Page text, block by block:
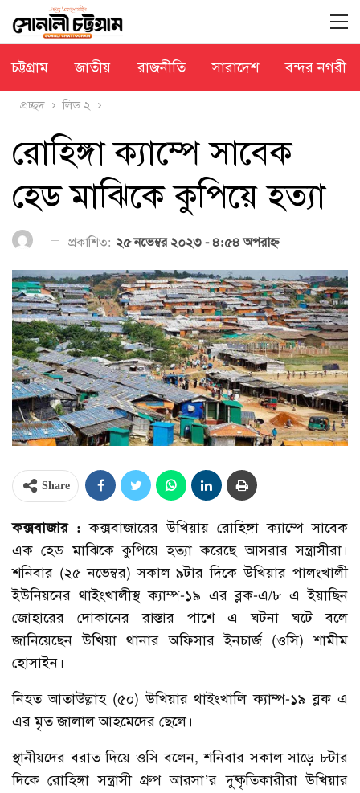
চট্টগ্রাম জাতীয় রাজনীতি সারাদেশ বন্দর নগরী
প্রচ্ছদ লিড ২
রোহিঙ্গা ক্যাম্পে সাবেক
হেড মাঝিকে কুপিয়ে হত্যা
প্রকাশিত: ২৫ নভেম্বর ২০২৩ - ৪:৫৪ অপরাহ্ণ
Share
কক্সবাজার :কক্সবাজারের উখিয়ায় রোহিঙ্গা ক্যাম্পে সাবেক
এক হেড মাঝিকে কুপিয়ে হত্যা করেছে আসরার সন্ত্রাসীরা।
শনিবার (২৫ নভেম্বর) সকাল ৯টার দিকে উখিয়ার পালংখালী
ইউনিয়নের থাইংখালীস্থ ক্যাম্প-১৯ এর ব্লক-এ/৮ এ ইয়াছিন
জোহারের দোকানের রাস্তার পাশে এ ঘটনা ঘটে বলে
জানিয়েছেন উখিয়া থানার অফিসার ইনচার্জ (ওসি) শামীম
হোসাইন।
নিহত আতাউল্লাহ (৫০) উখিয়ার থাইংখালি ক্যাম্প-১৯ ব্লক এ
এর মৃত জালাল আহমেদের ছেলে।
স্থানীয়দের বরাত দিয়ে ওসি বলেন, শনিবার সকাল সাড়ে ৮টার
দিকে রোহিঙ্গা সন্ত্রাসী গ্রুপ আরসা’র দুষ্কৃতিকারীরা উখিয়ার